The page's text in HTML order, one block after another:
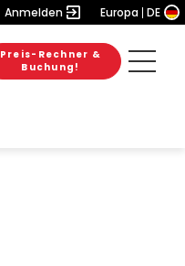
Anmelden Europa DE
Preis-Rechner &
Buchung!
6. August 2026
31. Juli 2026
28. Juli 2026